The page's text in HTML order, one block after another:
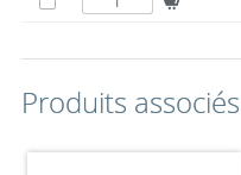
Produits associés